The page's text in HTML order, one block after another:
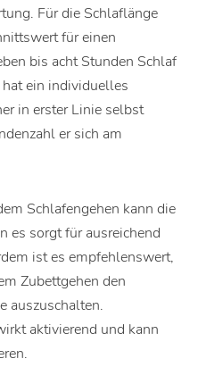
Für die Schlaflänge
für einen
bis acht Stunden Schlaf
ein individuelles
in erster Linie selbst
er sich am
Schlafengehen kann die
es sorgt für ausreichend
ist es empfehlenswert,
Zubettgehen den
auszuschalten.
aktivierend und kann